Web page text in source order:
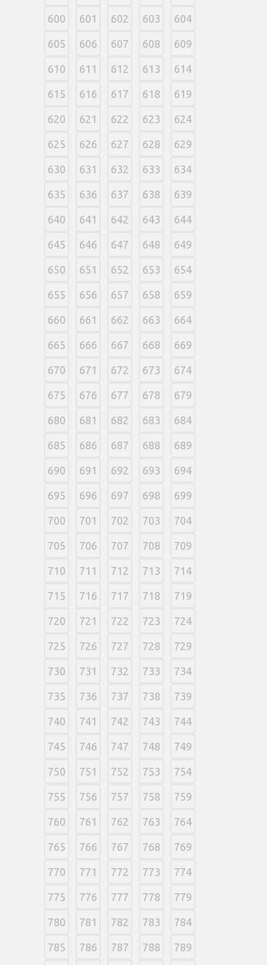
600 601 602 603 604
605 606 607 608 609
610 611 612 613 614
615 616 617 618 619
620 621 622 623 624
625 626 627 628 629
630 631 632 633 634
635 636 637 638 639
640 641 642 643 644
645 646 647 648 649
650 651 652 653 654
655 656 657 658 659
660 661 662 663 664
665 666 667 668 669
670 671 672 673 674
675 676 677 678 679
680 681 682 683 684
685 686 687 688 689
690 691 692 693 694
695 696 697 698 699
700 701 702 703 704
705 706 707 708 709
710 711 712 713 714
715 716 717 718 719
720 721 722 723 724
725 726 727 728 729
730 731 732 733 734
735 736 737 738 739
740 741 742 743 744
745 746 747 748 749
750 751 752 753 754
755 756 757 758 759
760 761 762 763 764
765 766 767 768 769
770 771 772 773 774
775 776 777 778 779
780 781 782 783 784
785 786 787 788 789